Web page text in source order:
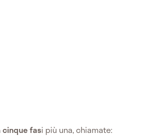
cinque fasi più una, chiamate: